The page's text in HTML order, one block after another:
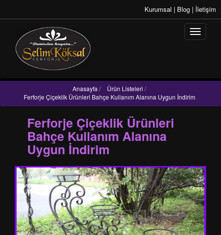
Kurumsal | Blog | İletişim
Anasayfa / Ürün Listeleri /
Ferforje Çiçeklik Ürünleri Bahçe Kullanım Alanına Uygun İndirim
Ferforje Çiçeklik Ürünleri
Bahçe Kullanım Alanına
Uygun İndirim